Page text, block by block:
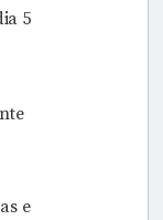
5
e